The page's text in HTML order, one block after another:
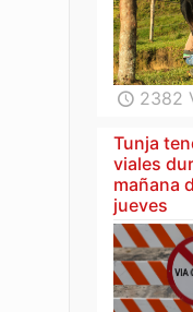
2382
Tunja
viales
mañana
jueves